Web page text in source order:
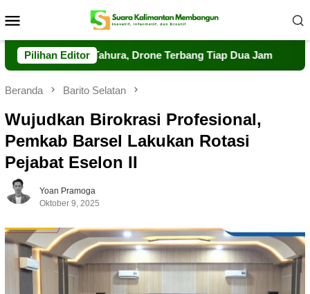
ke
Mobile
Pilihan Editor
Tahura, Drone Terbang Tiap Dua Jam
Beranda Barito Selatan
Wujudkan Birokrasi Profesional,
Pemkab Barsel Lakukan Rotasi
Pejabat Eselon II
Yoan Pramoga
Oktober 9, 2025